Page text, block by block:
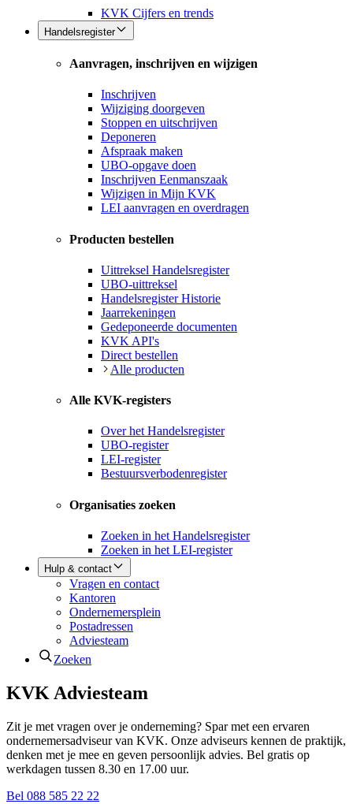
KVK Cijfers en trends
Handelsregister
Aanvragen, inschrijven en wijzigen
Inschrijven
Wijziging doorgeven
Stoppen en uitschrijven
Deponeren
Afspraak maken
UBO-opgave doen
Inschrijven Eenmanszaak
Wijzigen in Mijn KVK
LEI aanvragen en overdragen
Producten bestellen
Uittreksel Handelsregister
UBO-uittreksel
Handelsregister Historie
Jaarrekeningen
Gedeponeerde documenten
KVK API's
Direct bestellen
Alle producten
Alle KVK-registers
Over het Handelsregister
UBO-register
LEI-register
Bestuursverbodenregister
Organisaties zoeken
Zoeken in het Handelsregister
Zoeken in het LEI-register
Hulp & contact
Vragen en contact
Kantoren
Ondernemersplein
Postadressen
Adviesteam
Zoeken
KVK Adviesteam
Zit je met vragen over je onderneming? Spar met een ervaren
ondernemersadviseur van KVK. Onze adviseurs kennen de praktijk,
denken met je mee en geven persoonlijk advies. Bel gratis op
werkdagen tussen 8.30 en 17.00 uur.
Bel 088 585 22 22